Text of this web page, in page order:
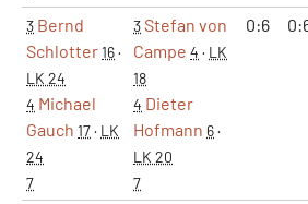
3 Bernd
Schlotter16·
LK 24
4 Michael
Gauch 17· LK
24
7
3Stefan von
Campe 4 · LK
18
4 Dieter
Hofmann 6·
LK 20
7
0:6